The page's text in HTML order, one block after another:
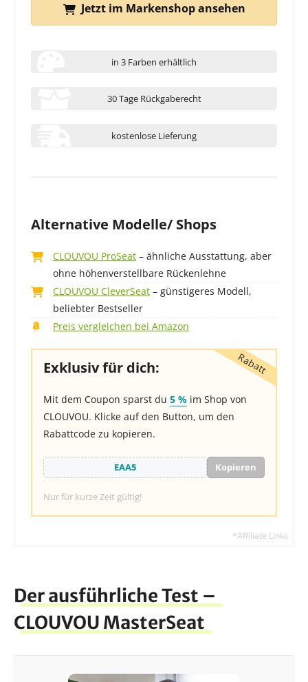
Jetzt im Markenshop ansehen
in 3 Farben erhältlich
30 Tage Rückgaberecht
kostenlose Lieferung
Alternative Modelle/ Shops
CLOUVOU ProSeat – ähnliche Ausstattung, aber
ohne höhenverstellbare Rückenlehne
CLOUVOU CleverSeat – günstigeres Modell,
beliebter Bestseller
Preis vergleichen bei Amazon
Exklusiv für dich:
Mit dem Coupon sparst du 5 % im Shop von
CLOUVOU. Klicke auf den Button, um den
Rabattcode zu kopieren.
Kopieren
Nur für kurze Zeit gültig!
Der ausführliche Test –
CLOUVOU MasterSeat